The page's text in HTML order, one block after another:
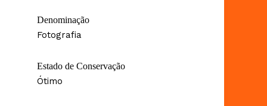
Denominação
Fotografia
Estado de Conservação
Ótimo